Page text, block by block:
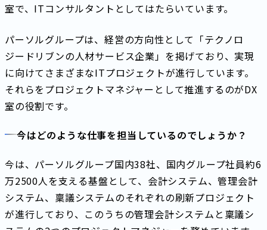
室で、ITコンサルタントとしてはたらいています。
パーソルグループは、経営の方向性として「テクノロ
ジードリブンの人材サービス企業」を掲げており、実現
に向けてさまざまなITプロジェクトが進行しています。
それらをプロジェクトマネジャーとして推進するのがDX
室の役割です。
今はどのような仕事を担当しているのでしょうか？
今は、パーソルグループ国内38社、国内グループ社員約6
万2500人を支える基盤として、会計システム、管理会計
システム、稟議システムのそれぞれの刷新プロジェクト
が進行しており、このうちの管理会計システムと稟議シ